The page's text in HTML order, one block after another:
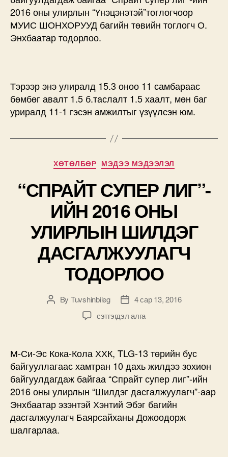
УЛИРЛЫН
ҮНЭ
ЦЭНЭТЭЙ
ТОГЛОГЧ
2016 оны улирлын “Үнэцэнэтэй”тоглогчоор
МУИС ШОНХОРУУД багийн төвийн тоглогч О.
Энхбаатар тодорлоо.
Тэрээр энэ улиралд 15.3 оноо 11 самбараас
бөмбөг авалт 1.5 б.таслалт 1.5 хаалт, мөн баг
уриралд 11-1 гэсэн амжилтыг үзүүлсэн юм.
Categories
ХӨТӨЛБӨР МЭДЭЭ МЭДЭЭЛЭЛ
“СПРАЙТ СУПЕР ЛИГ”-
ИЙН 2016 ОНЫ
УЛИРЛЫН ШИЛДЭГ
ДАСГАЛЖУУЛАГЧ
ТОДОРЛОО
PostBy Tuvshinbileg
Post4 сар 13, 2016
“СПРАЙТ
ИЙН
2016
ОНЫ
УЛИРЛЫН
ШИЛДЭГ
ДАСГАЛЖУУЛАГЧ
ТОДОРЛОО
сэтгэгдэл алга
М-Си-Эс Кока-Кола ХХК, TLG-13 төрийн бус
байгууллагаас хамтран 10 дахь жилдээ зохион
байгуулдагдаж байгаа “Спрайт супер лиг”-ийн
2016 оны улирлын “Шилдэг дасгалжуулагч”-аар
Энхбаатар эзэнтэй Хэнтий Эбэг багийн
дасгалжуулагч Баярсайханы Дожоодорж
шалгарлаа.